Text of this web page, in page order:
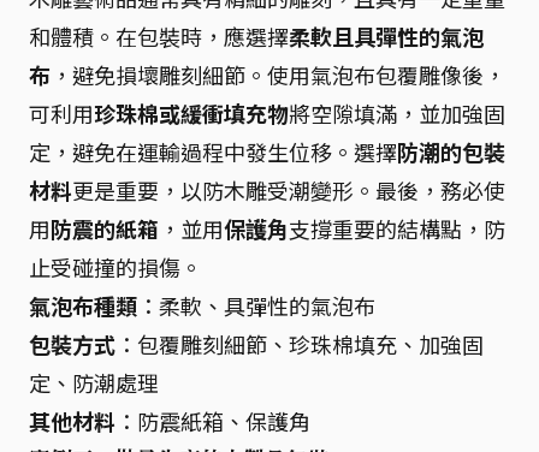
和體積。在包裝時，應選擇柔軟且具彈性的氣泡
布 ，避免損壞雕刻細節。使用氣泡布包覆雕像後，
可利用珍珠棉或緩衝填充物將空隙填滿，並加強固
定，避免在運輸過程中發生位移。選擇防潮的包裝
材料更是重要，以防木雕受潮變形。最後，務必使
用防震的紙箱 ，並用保護角支撐重要的結構點，防
止受碰撞的損傷。
氣泡布種類 ：柔軟、具彈性的氣泡布
包裝方式 ：包覆雕刻細節、珍珠棉填充、加強固
定、防潮處理
其他材料 ：防震紙箱、保護角